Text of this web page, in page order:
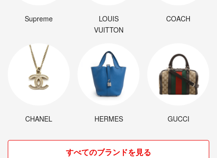
Supreme
LOUIS
VUITTON
COACH
CHANEL HERMES GUCCI
すべてのブランドを見る